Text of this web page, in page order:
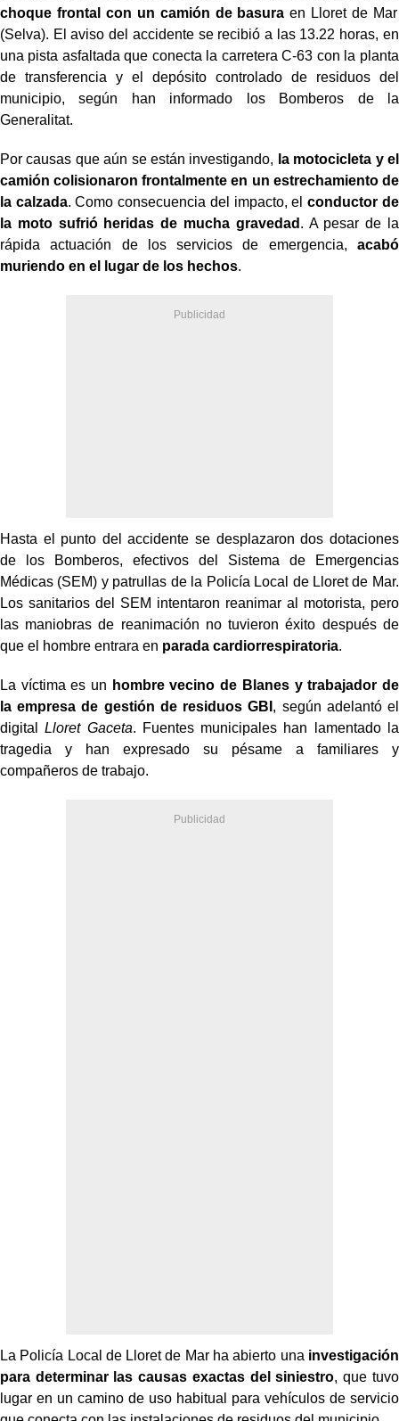
choque frontal con un camión de basura en Lloret de Mar
(Selva). El aviso del accidente se recibió a las 13.22 horas, en
una pista asfaltada que conecta la carretera C-63 con la planta
de transferencia y el depósito controlado de residuos del
municipio, según han informado los Bomberos de la
Generalitat.
Por causas que aún se están investigando, la motocicleta y el
camión colisionaron frontalmente en un estrechamiento de
la calzada. Como consecuencia del impacto, elconductor de
la moto sufrió heridas de mucha gravedad . A pesar de la
rápida actuación de los servicios de emergencia, acabó
muriendo en el lugar de los hechos.
Hasta el punto del accidente se desplazaron dos dotaciones
de los Bomberos, efectivos del Sistema de Emergencias
Médicas (SEM) y patrullas de la Policía Local de Lloret de Mar.
Los sanitarios del SEM intentaron reanimar al motorista, pero
las maniobras de reanimación no tuvieron éxito después de
que el hombre entrara en parada cardiorrespiratoria.
La víctima es un hombre vecino de Blanes y trabajador de
la empresa de gestión de residuos GBI , según adelantó el
digitalLloret Gaceta. Fuentes municipales han lamentado la
tragedia y han expresado su pésame a familiares y
compañeros de trabajo.
La Policía Local de Lloret de Mar ha abierto una investigación
para determinar las causas exactas del siniestro, que tuvo
lugar en un camino de uso habitual para vehículos de servicio